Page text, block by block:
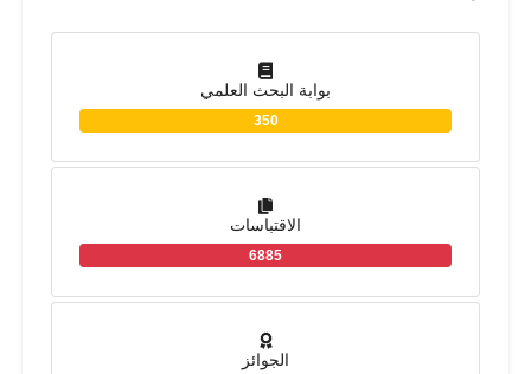
بوابة البحث العلمي
350
الاقتباسات
6885
الجوائز